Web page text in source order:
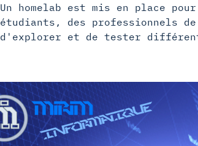
Un homelab est mis en place
étudiants, des professionnels
d'explorer et de tester